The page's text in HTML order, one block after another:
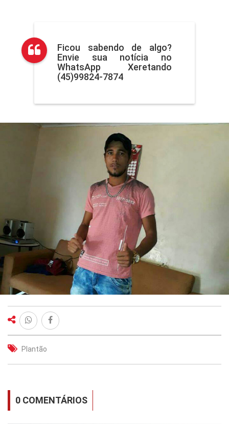
Ficou sabendo de algo?
Envie sua notícia no
WhatsApp Xeretando
(45)99824-7874
Plantão
0 COMENTÁRIOS